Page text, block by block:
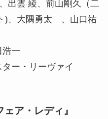
出雲 綾、前山剛久（二
)、大隅勇太 、山口祐
浩一
ター・リーヴァイ
ア・レディ』